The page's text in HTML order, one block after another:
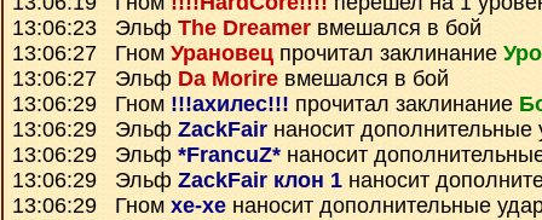
13:06:23 Эльф The Dreamer вмешался в бой
13:06:27 Гном Урановец прочитал заклинание
13:06:27 Эльф Da Morire вмешался в бой
13:06:29 Гном !!!ахилес!!! прочитал заклинание
13:06:29 Эльф ZackFair наносит дополнительные
13:06:29 Эльф *FrancuZ* наносит
13:06:29 Эльф ZackFair клон 1 наносит
13:06:29 Гном xe-xe наносит дополнительные